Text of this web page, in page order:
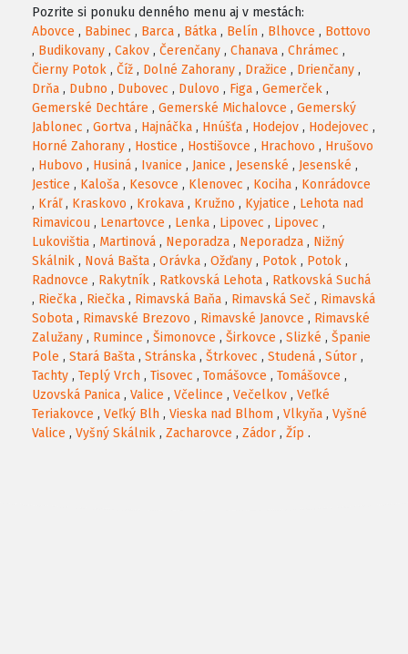
Pozrite si ponuku denného menu aj v mestách:
Abovce , Babinec , Barca , Bátka , Belín , Blhovce , Bottovo
, Budikovany , Cakov , Čerenčany , Chanava , Chrámec ,
Čierny Potok , Číž , Dolné Zahorany , Dražice , Drienčany ,
Drňa , Dubno , Dubovec , Dulovo , Figa , Gemerček ,
Gemerské Dechtáre , Gemerské Michalovce , Gemerský
Jablonec , Gortva , Hajnáčka , Hnúšťa , Hodejov , Hodejovec ,
Horné Zahorany , Hostice , Hostišovce , Hrachovo , Hrušovo
, Hubovo , Husiná , Ivanice , Janice , Jesenské , Jesenské ,
Jestice , Kaloša , Kesovce , Klenovec , Kociha , Konrádovce
, Kráľ, Kraskovo , Krokava , Kružno , Kyjatice , Lehota nad
Rimavicou , Lenartovce , Lenka , Lipovec , Lipovec ,
Lukovištia , Martinová , Neporadza , Neporadza , Nižný
Skálnik , Nová Bašta , Orávka , Ožďany , Potok , Potok ,
Radnovce , Rakytník , Ratkovská Lehota , Ratkovská Suchá
, Riečka , Riečka , Rimavská Baňa , Rimavská Seč , Rimavská
Sobota , Rimavské Brezovo , Rimavské Janovce , Rimavské
Zalužany , Rumince , Šimonovce , Širkovce , Slizké , Španie
Pole , Stará Bašta , Stránska , Štrkovec , Studená , Sútor ,
Tachty , Teplý Vrch , Tisovec , Tomášovce , Tomášovce ,
Uzovská Panica , Valice , Včelince , Večelkov , Veľké
Teriakovce , Veľký Blh , Vieska nad Blhom , Vlkyňa , Vyšné
Valice , Vyšný Skálnik , Zacharovce , Zádor , Žíp .